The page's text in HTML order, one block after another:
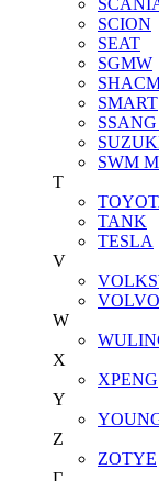
SCION
SEAT
SGMW
SMART
SWM
T
TANK
TESLA
V
VOLVO
W
X
XPENG
Y
Z
ZOTYE